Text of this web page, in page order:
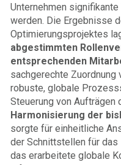
Unternehmen
werden. Die Ergebnisse
Optimierungsprojektes
abgestimmten
entsprechenden
sachgerechte Zuordnung
robuste, globale
Steuerung von Aufträgen
Harmonisierung der
sorgte für einheitliche
der Schnittstellen für
das erarbeitete globale